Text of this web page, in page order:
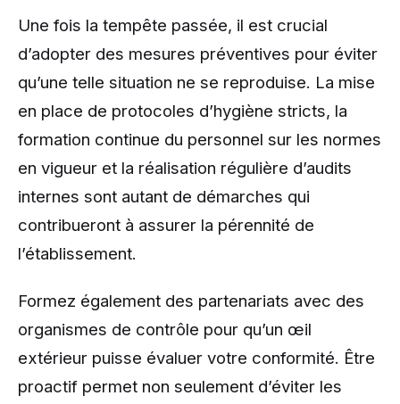
Une fois la tempête passée, il est crucial
d’adopter des mesures préventives pour éviter
qu’une telle situation ne se reproduise. La mise
en place de protocoles d’hygiène stricts, la
formation continue du personnel sur les normes
en vigueur et la réalisation régulière d’audits
internes sont autant de démarches qui
contribueront à assurer la pérennité de
l’établissement.
Formez également des partenariats avec des
organismes de contrôle pour qu’un œil
extérieur puisse évaluer votre conformité. Être
proactif permet non seulement d’éviter les